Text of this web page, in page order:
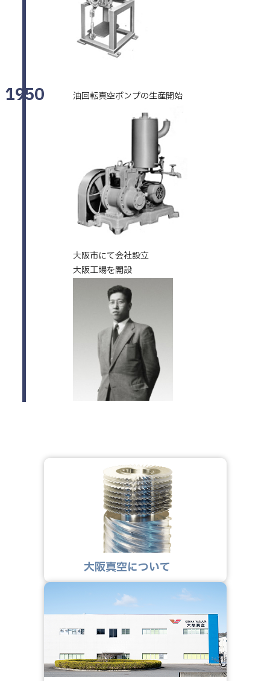
1950
大阪市にて会社設立
大阪工場を開設
油回転真空ポンプの生産開始
大阪真空について